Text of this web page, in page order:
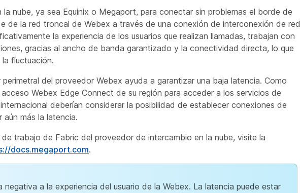
nube, ya sea Equinix o Megaport, para conectar sin problemas el borde de
de la red troncal de Webex a través de una conexión de interconexión de red
la experiencia de los usuarios que realizan llamadas, trabajan con
gracias al ancho de banda garantizado y la conectividad directa, lo que
fluctuación.
del proveedor Webex ayuda a garantizar una baja latencia. Como
Webex Edge Connect de su región para acceder a los servicios de
deberían considerar la posibilidad de establecer conexiones de
más la latencia.
trabajo de Fabric del proveedor de intercambio en la nube, visite la
docs.megaport.com.
a la experiencia del usuario de la Webex. La latencia puede estar